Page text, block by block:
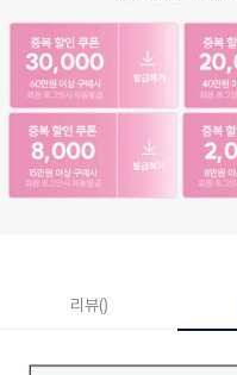
리뷰()